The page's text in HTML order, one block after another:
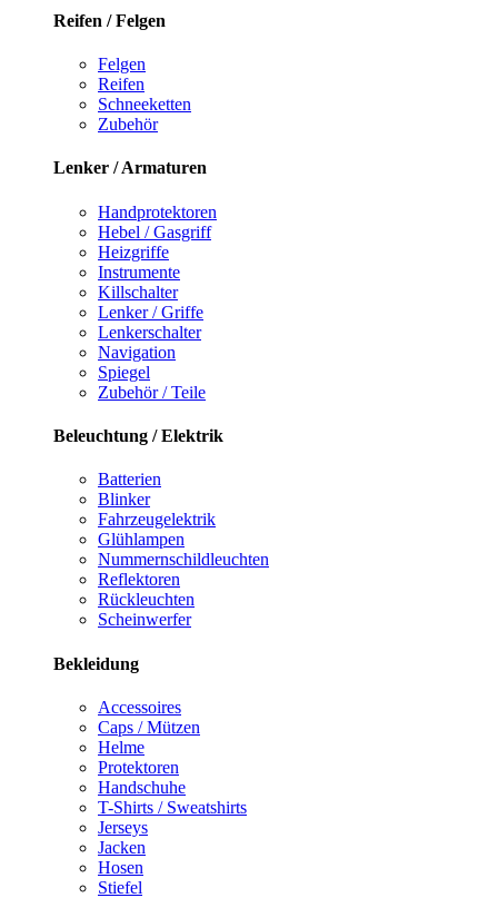
Reifen / Felgen
Felgen
Reifen
Schneeketten
Zubehör
Lenker / Armaturen
Handprotektoren
Hebel / Gasgriff
Heizgriffe
Instrumente
Killschalter
Lenker / Griffe
Lenkerschalter
Navigation
Spiegel
Zubehör / Teile
Beleuchtung / Elektrik
Batterien
Blinker
Fahrzeugelektrik
Glühlampen
Nummernschildleuchten
Reflektoren
Rückleuchten
Scheinwerfer
Bekleidung
Accessoires
Caps / Mützen
Helme
Protektoren
Handschuhe
T-Shirts / Sweatshirts
Jerseys
Jacken
Hosen
Stiefel